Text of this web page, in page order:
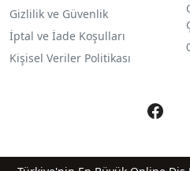
Gizlilik ve Güvenlik
İptal ve İade Koşulları
Kişisel Veriler Politikası